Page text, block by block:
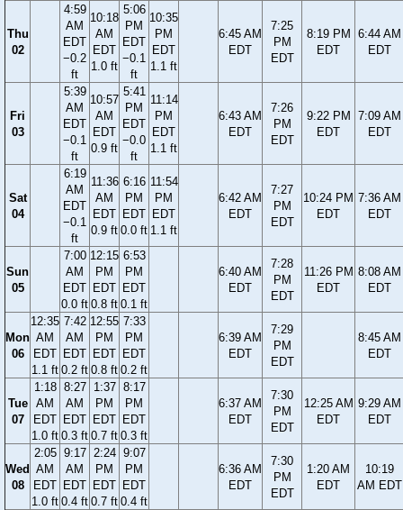
Thu
02
4:59
AM
EDT
−0.2
ft
10:18
AM
EDT
1.0 ft
5:06
PM
EDT
−0.1
ft
10:35
PM
EDT
1.1 ft
6:45 AM
EDT
7:25
PM
EDT
8:19 PM
EDT
6:44 AM
EDT
Fri
03
5:39
AM
EDT
−0.1
ft
10:57
AM
EDT
0.9 ft
5:41
PM
EDT
−0.0
ft
11:14
PM
EDT
1.1 ft
6:43 AM
EDT
7:26
PM
EDT
9:22 PM
EDT
7:09 AM
EDT
Sat
04
6:19
AM
EDT
−0.1
ft
11:36
AM
EDT
0.9 ft
6:16
PM
EDT
0.0 ft
11:54
PM
EDT
1.1 ft
6:42 AM
EDT
7:27
PM
EDT
10:24 PM
EDT
7:36 AM
EDT
Sun
05
7:00
AM
EDT
0.0 ft
12:15
PM
EDT
0.8 ft
6:53
PM
EDT
0.1 ft
6:40 AM
EDT
7:28
PM
EDT
11:26 PM
EDT
8:08 AM
EDT
Mon
06
12:35
AM
EDT
1.1 ft
7:42
AM
EDT
0.2 ft
12:55
PM
EDT
0.8 ft
7:33
PM
EDT
0.2 ft
6:39 AM
EDT
7:29
PM
EDT
8:45 AM
EDT
Tue
07
1:18
AM
EDT
1.0 ft
8:27
AM
EDT
0.3 ft
1:37
PM
EDT
0.7 ft
8:17
PM
EDT
0.3 ft
6:37 AM
EDT
7:30
PM
EDT
12:25 AM
EDT
9:29 AM
EDT
Wed
08
2:05
AM
EDT
1.0 ft
9:17
AM
EDT
0.4 ft
2:24
PM
EDT
0.7 ft
9:07
PM
EDT
0.4 ft
6:36 AM
EDT
7:30
PM
EDT
1:20 AM
EDT
10:19
AM EDT